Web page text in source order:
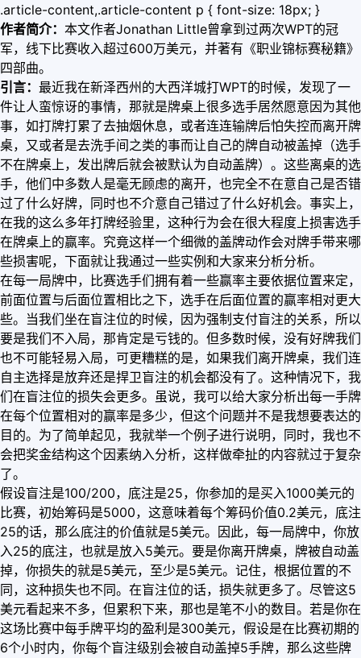
.article-content,.article-content p { font-size: 18px; }
作者简介： 本文作者Jonathan Little曾拿到过两次WPT的冠
军，线下比赛收入超过600万美元，并著有《职业锦标赛秘籍》
四部曲。
引言： 最近我在新泽西州的大西洋城打WPT的时候，发现了一
件让人蛮惊讶的事情，那就是牌桌上很多选手居然愿意因为其他
事，如打牌打累了去抽烟休息，或者连连输牌后怕失控而离开牌
桌，又或者是去洗手间之类的事而让自己的牌自动被盖掉（选手
不在牌桌上，发出牌后就会被默认为自动盖牌）。这些离桌的选
手，他们中多数人是毫无顾虑的离开，也完全不在意自己是否错
过了什么好牌，同时也不介意自己错过了什么好机会。事实上，
在我的这么多年打牌经验里，这种行为会在很大程度上损害选手
在牌桌上的赢率。究竟这样一个细微的盖牌动作会对牌手带来哪
些损害呢，下面就让我通过一些实例和大家来分析分析。
在每一局牌中，比赛选手们拥有着一些赢率主要依据位置来定，
前面位置与后面位置相比之下，选手在后面位置的赢率相对更大
些。当我们坐在盲注位的时候，因为强制支付盲注的关系，所以
要是我们不入局，那肯定是亏钱的。但多数时候，没有好牌我们
也不可能轻易入局，可更糟糕的是，如果我们离开牌桌，我们连
自主选择是放弃还是捍卫盲注的机会都没有了。这种情况下，我
们在盲注位的损失会更多。虽说，我可以给大家分析出每一手牌
在每个位置相对的赢率是多少，但这个问题并不是我想要表达的
目的。为了简单起见，我就举一个例子进行说明，同时，我也不
会把奖金结构这个因素纳入分析，这样做牵扯的内容就过于复杂
了。
假设盲注是100/200，底注是25，你参加的是买入1000美元的
比赛，初始筹码是5000，这意味着每个筹码价值0.2美元，底注
25的话，那么底注的价值就是5美元。因此，每一局牌中，你放
入25的底注，也就是放入5美元。要是你离开牌桌，牌被自动盖
掉，你损失的就是5美元，至少是5美元。记住，根据位置的不
同，这种损失也不同。在盲注位的话，损失就更多了。尽管这5
美元看起来不多，但累积下来，那也是笔不小的数目。若是你在
这场比赛中每手牌平均的盈利是300美元，假设是在比赛初期的
6个小时内，你每个盲注级别会被自动盖掉5手牌，那么这些牌